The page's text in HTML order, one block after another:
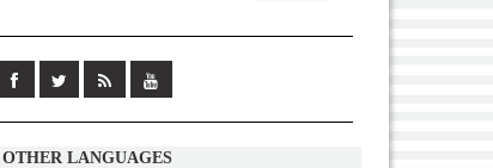
OTHER LANGUAGES